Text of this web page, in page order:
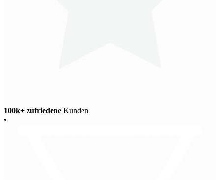
100k+ zufriedene Kunden
•